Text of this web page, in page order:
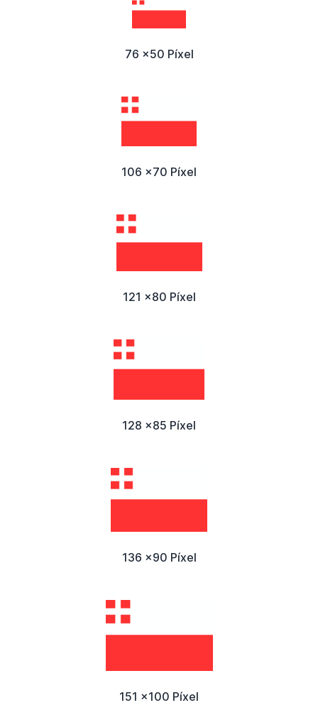
76 x50 Píxel
106 x70 Píxel
121 x80 Píxel
128 x85 Píxel
136 x90 Píxel
151 x100 Píxel